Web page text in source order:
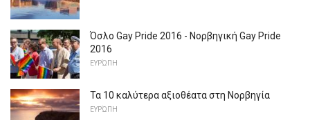
Όσλο Gay Pride 2016 - Νορβηγική Gay Pride
2016
ΕΥΡΏΠΗ
Τα 10 καλύτερα αξιοθέατα στη Νορβηγία
ΕΥΡΏΠΗ